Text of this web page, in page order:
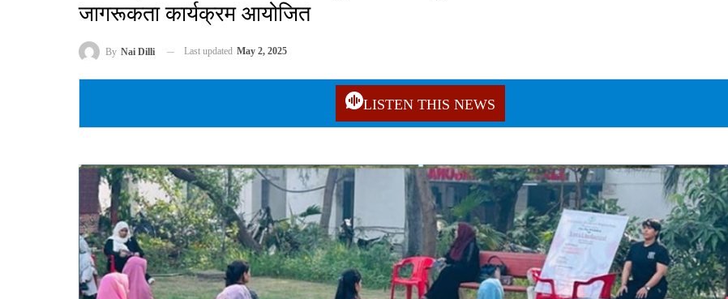
जागरूकता कार्यक्रम आयोजित
By Nai Dilli Last updated May 2, 2025
LISTEN THIS NEWS